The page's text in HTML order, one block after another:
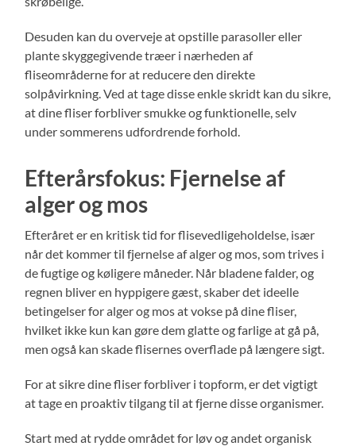
Desuden kan du overveje at opstille parasoller eller
plante skyggegivende træer i nærheden af
fliseområderne for at reducere den direkte
solpåvirkning. Ved at tage disse enkle skridt kan du sikre,
at dine fliser forbliver smukke og funktionelle, selv
under sommerens udfordrende forhold.
Efterårsfokus: Fjernelse af
alger og mos
Efteråret er en kritisk tid for flisevedligeholdelse, især
når det kommer til fjernelse af alger og mos, som trives i
de fugtige og køligere måneder. Når bladene falder, og
regnen bliver en hyppigere gæst, skaber det ideelle
betingelser for alger og mos at vokse på dine fliser,
hvilket ikke kun kan gøre dem glatte og farlige at gå på,
men også kan skade flisernes overflade på længere sigt.
For at sikre dine fliser forbliver i topform, er det vigtigt
at tage en proaktiv tilgang til at fjerne disse organismer.
Start med at rydde området for løv og andet organisk